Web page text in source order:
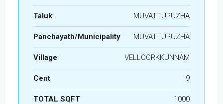
Taluk MUVATTUPUZHA
Panchayath/Municipality MUVATTUPUZHA
Village VELLOORKKUNNAM
Cent 9
TOTAL SQFT 1000